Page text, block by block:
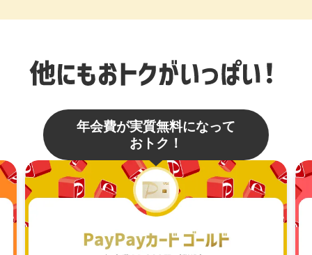
年会費が実質無料になって
おトク！